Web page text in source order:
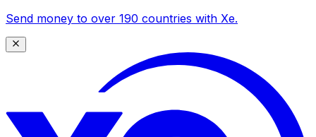
Send money to over 190 countries with Xe.